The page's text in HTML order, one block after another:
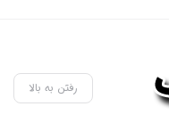
رفتن به بالا